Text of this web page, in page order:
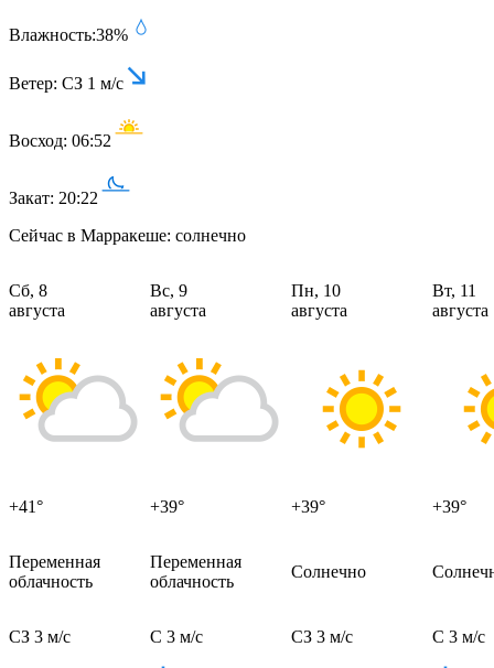
Влажность:38%
Ветер: СЗ 1 м/с
Восход: 06:52
Закат: 20:22
Сейчас в Марракеше: солнечно
Сб, 8
августа
+41°
Вс, 9
августа
+39°
Пн, 10
августа
+39°
Вт, 11
августа
+39°
Переменная
облачность
Переменная
облачность
Солнечно
СЗ 3 м/с С 3 м/с СЗ 3 м/с С 3 м/с